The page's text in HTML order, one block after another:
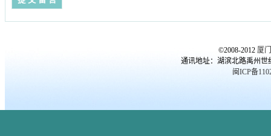
©2008-2012 厦
通讯地址：湖滨北路禹州
闽ICP备